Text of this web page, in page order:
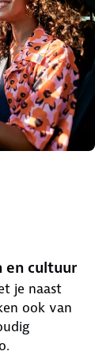
en cultuur
je naast
ook van